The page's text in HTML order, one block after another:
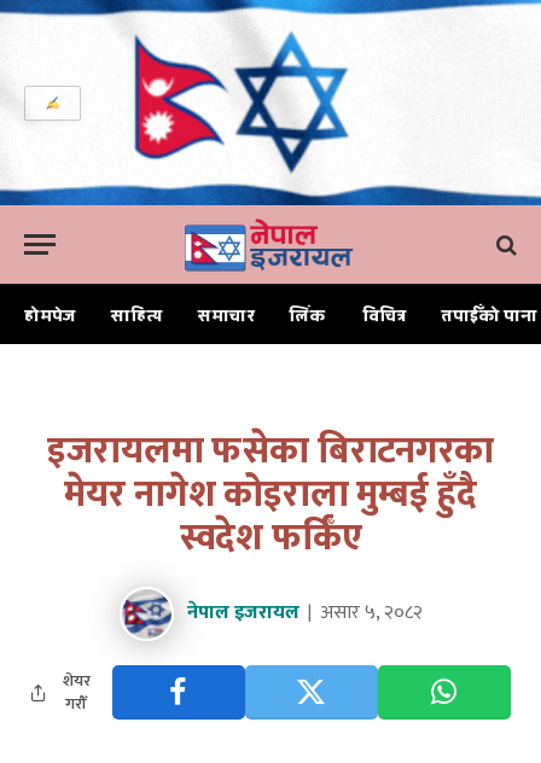
होमपेज साहित्य समाचार लिंक विचित्र तपाईँको पाना
इजरायलमा फसेका बिराटनगरका
मेयर नागेश कोइराला मुम्बई हुँदै
स्वदेश फर्किँए
नेपाल इजरायल असार ५, २०८२
शेयर
गरौँ